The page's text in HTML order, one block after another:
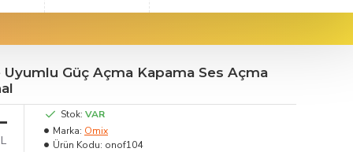
Güç Açma Kapama Ses Açma
Stok: VAR
Marka: Omix
Ürün Kodu: onof104